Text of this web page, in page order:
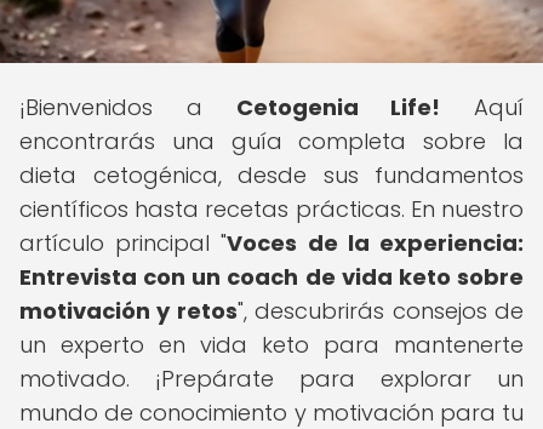
¡Bienvenidos a Cetogenia Life! Aquí
encontrarás una guía completa sobre la
dieta cetogénica, desde sus fundamentos
científicos hasta recetas prácticas. En nuestro
artículo principal "Voces de la experiencia:
Entrevista con un coach de vida keto sobre
motivación y retos", descubrirás consejos de
un experto en vida keto para mantenerte
motivado. ¡Prepárate para explorar un
mundo de conocimiento y motivación para tu